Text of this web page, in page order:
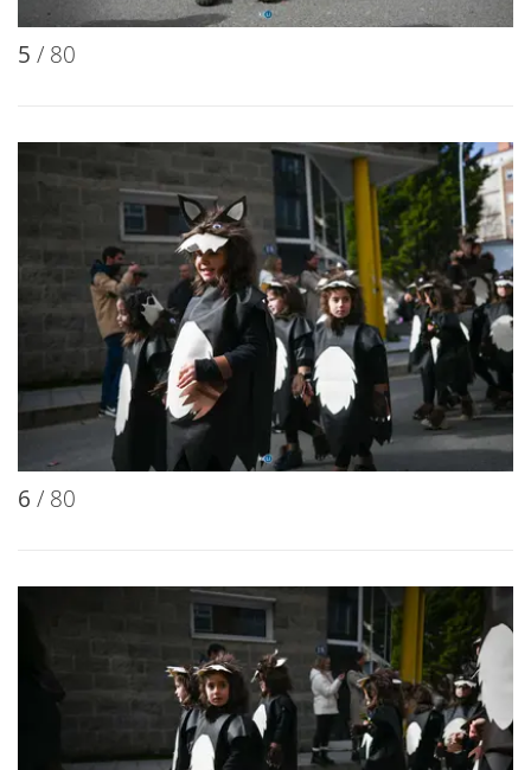
5 / 80
6 / 80